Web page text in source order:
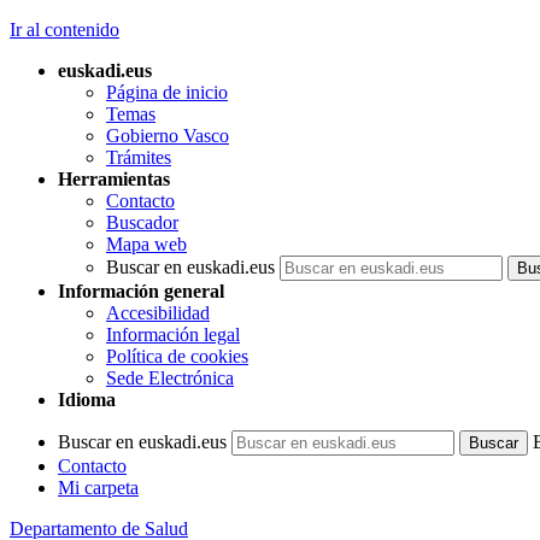
Ir al contenido
euskadi.eus
Página de inicio
Temas
Gobierno Vasco
Trámites
Herramientas
Contacto
Buscador
Mapa web
Buscar en euskadi.eus
Información general
Accesibilidad
Información legal
Política de cookies
Sede Electrónica
Idioma
Buscar en euskadi.eus
Contacto
Mi carpeta
Departamento de Salud